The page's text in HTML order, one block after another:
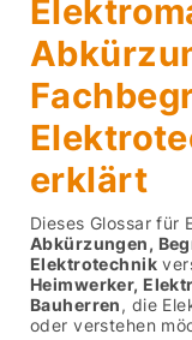
erklärt
Dieses Glossar für
Abkürzungen,
Elektrotechnik
Heimwerker,
Bauherren, die
oder verstehen